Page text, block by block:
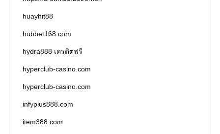
huayhit88
hubbet168.com
hydra888 เครดิตฟรี
hyperclub-casino.com
hyperclub-casino.com
infyplus888.com
item388.com